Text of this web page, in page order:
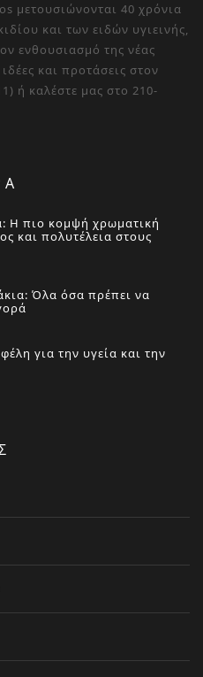
μετουσιώνονται 40 χρόνια
και των ειδών υγιεινής,
ενθουσιασμό της νέας
και προτάσεις στον
ή καλέστε μας στο 210-
Η πιο κομψή χρωματική
και πολυτέλεια στους
Όλα όσα πρέπει να
για την υγεία και την